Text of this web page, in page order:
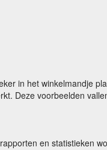
in het winkelmandje
Deze voorbeelden
en statistieken